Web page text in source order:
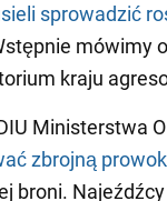
sprowadzić
mówimy
kraju
Ministerstwa
zbrojną
broni.